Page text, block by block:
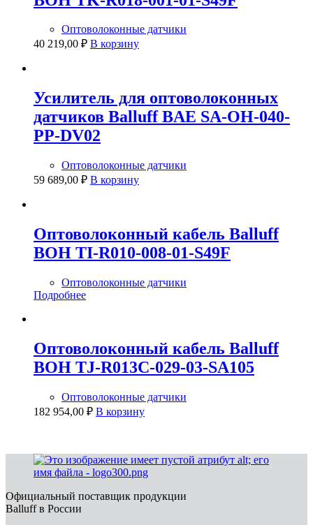
Оптоволоконные датчики
40 219,00 ₽ В корзину
Усилитель для оптоволоконных
датчиков Balluff BAE SA-OH-040-
PP-DV02
Оптоволоконные датчики
59 689,00 ₽ В корзину
Оптоволоконный кабель Balluff
BOH TI-R010-008-01-S49F
Оптоволоконные датчики
Подробнее
Оптоволоконный кабель Balluff
BOH TJ-R013C-029-03-SA105
Оптоволоконные датчики
182 954,00 ₽ В корзину
Официальный поставщик продукции
Balluff в России